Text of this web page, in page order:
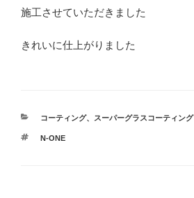
施工させていただきました
きれいに仕上がりました
カ
ゴ
コーティング、 スーパーグラスコーティング
タ
N-ONE